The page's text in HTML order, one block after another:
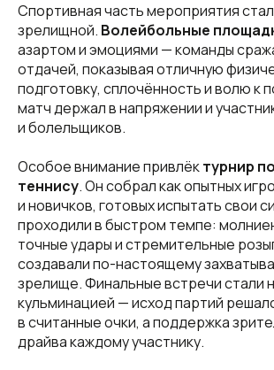
Спортивная часть мероприятия
зрелищной. Волейбольные
азартом и эмоциями — команды
отдачей, показывая отличную
подготовку, сплочённость и волю к
матч держал в напряжении и
и болельщиков.
Особое внимание привлёктурнир
теннису. Он собрал как опытных
и новичков, готовых испытать свои
проходили в быстром темпе:
точные удары и стремительные
создавали по-настоящему
зрелище. Финальные встречи стали
кульминацией — исход партий
в считанные очки, а поддержка
драйва каждому участнику.